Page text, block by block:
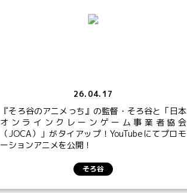
26.04.17
『そろ谷のアニメっち』の監督・そろ谷と「日本
オンラインクレーンゲーム事業者協会
（JOCA）」がタイアップ！YouTubeにてプロモ
ーションアニメを公開！
そろ谷